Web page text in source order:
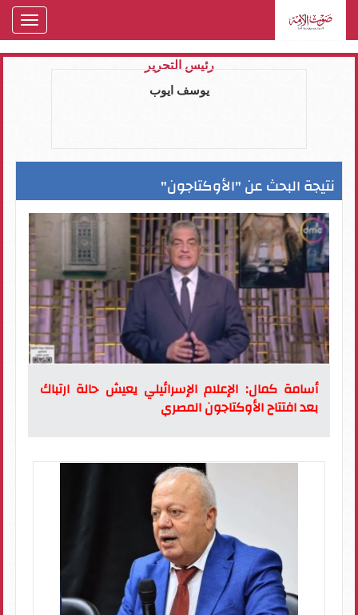
رئيس التحرير
يوسف ايوب
نتيجة البحث عن "الأوكتاجون"
أسامة كمال: الإعلام الإسرائيلي يعيش حالة ارتباك
بعد افتتاح الأوكتاجون المصري